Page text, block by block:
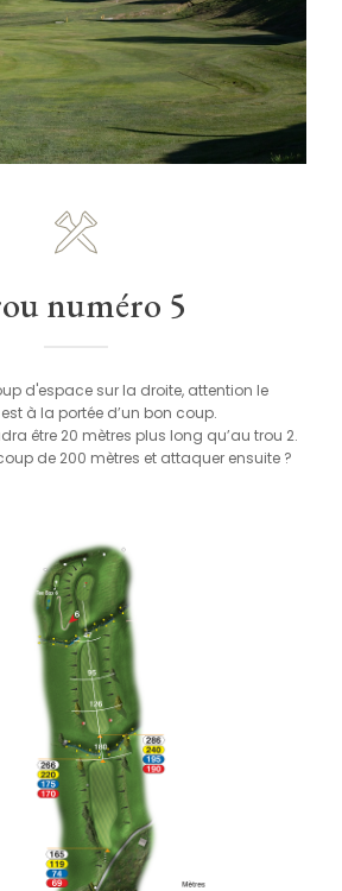
numéro 5
d'espace sur la droite, attention le
à la portée d’un bon coup.
être 20 mètres plus long qu’au trou 2.
de 200 mètres et attaquer ensuite ?